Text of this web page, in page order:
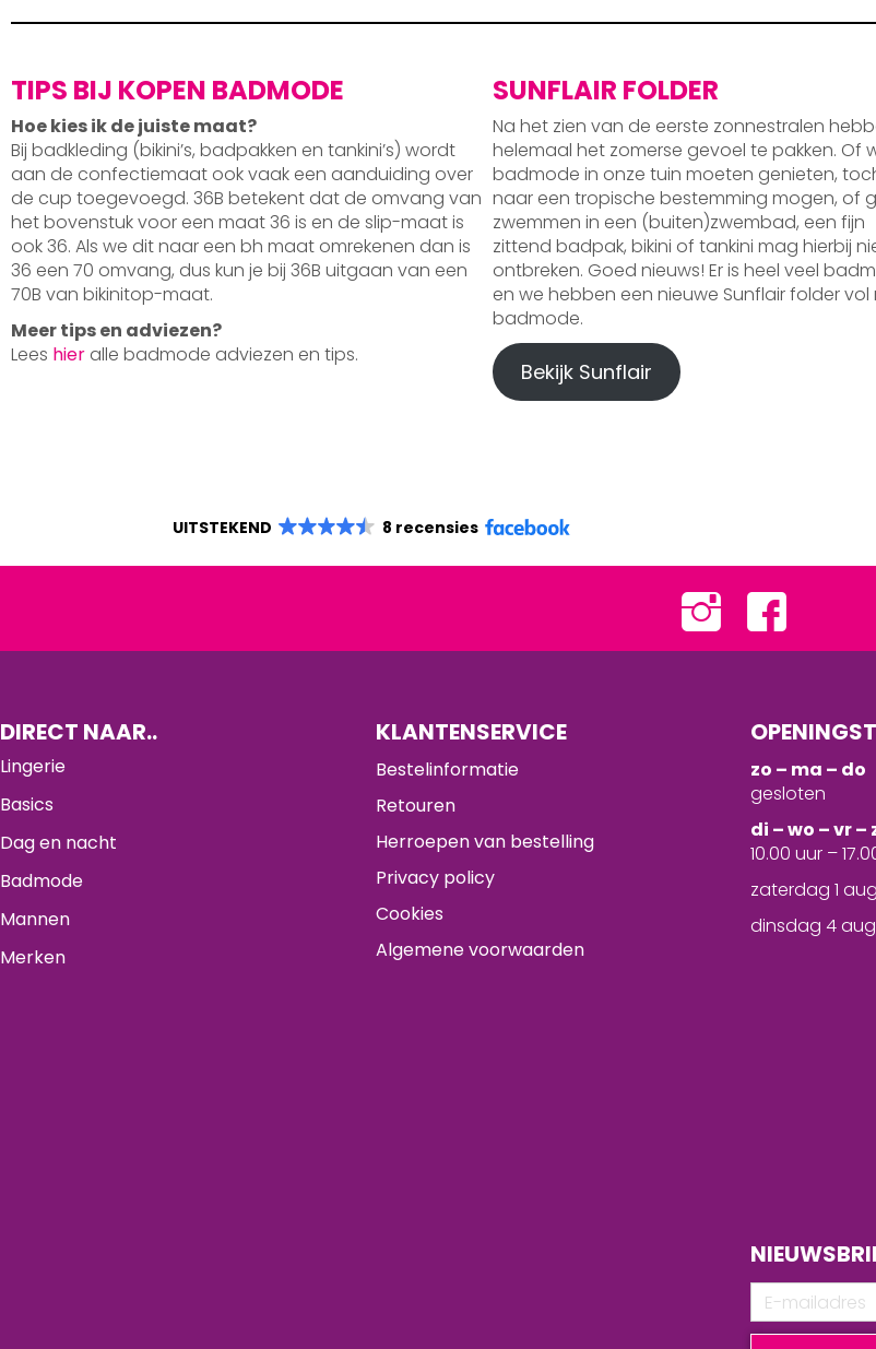
TIPS BIJ KOPEN BADMODE
Hoe kies ik de juiste maat?
Bij badkleding (bikini’s, badpakken en tankini’s) wordt
aan de confectiemaat ook vaak een aanduiding over
de cup toegevoegd. 36B betekent dat de omvang van
het bovenstuk voor een maat 36 is en de slip-maat is
ook 36. Als we dit naar een bh maat omrekenen dan is
36 een 70 omvang, dus kun je bij 36B uitgaan van een
70B van bikinitop-maat.
Meer tips en adviezen?
Lees hier alle badmode adviezen en tips.
SUNFLAIR FOLDER
Na het zien van de eerste zonnestralen
helemaal het zomerse gevoel te pakken. Of
badmode in onze tuin moeten genieten,
naar een tropische bestemming mogen, of
zwemmen in een (buiten)zwembad, een fijn
zittend badpak, bikini of tankini mag hierbij
ontbreken. Goed nieuws! Er is heel veel
en we hebben een nieuwe Sunflair folder vol
badmode.
Bekijk Sunflair
UITSTEKEND 8 recensies
DIRECT NAAR..
Lingerie
Basics
Dag en nacht
Badmode
Mannen
Merken
KLANTENSERVICE
Bestelinformatie
Retouren
Herroepen van bestelling
Privacy policy
Cookies
Algemene voorwaarden
zo – ma – do
gesloten
di – wo – vr –
10.00 uur –
zaterdag 1
dinsdag 4